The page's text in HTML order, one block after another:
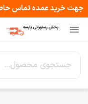
جهت خرید عمده تماس
